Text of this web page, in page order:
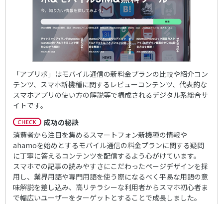
「アプリポ」はモバイル通信の新料金プランの比較や紹介コン
テンツ、スマホ新機種に関するレビューコンテンツ、代表的な
スマホアプリの使い方の解説等で構成されるデジタル系総合サ
イトです。
成功の秘訣
消費者から注目を集めるスマートフォン新機種の情報や
ahamoを始めとするモバイル通信の料金プランに関する疑問
に丁寧に答えるコンテンツを配信するよう心がけています。
スマホでの記事の読みやすさにこだわったページデザインを採
用し、業界用語や専門用語を使う際になるべく平易な用語の意
味解説を差し込み、高リテラシーな利用者からスマホ初心者ま
で幅広いユーザーをターゲットとすることで成長しました。